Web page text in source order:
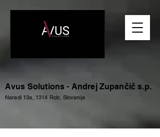
Avus Solutions - Andrej Zupančič s.p.
Naredi 13a, 1314 Rob, Slovenija